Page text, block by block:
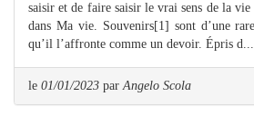
saisir et de faire saisir le vrai sens de la vie
dans Ma vie. Souvenirs[1] sont d’une
qu’il l’affronte comme un devoir. Épris d...
le 01/01/2023 parAngelo Scola